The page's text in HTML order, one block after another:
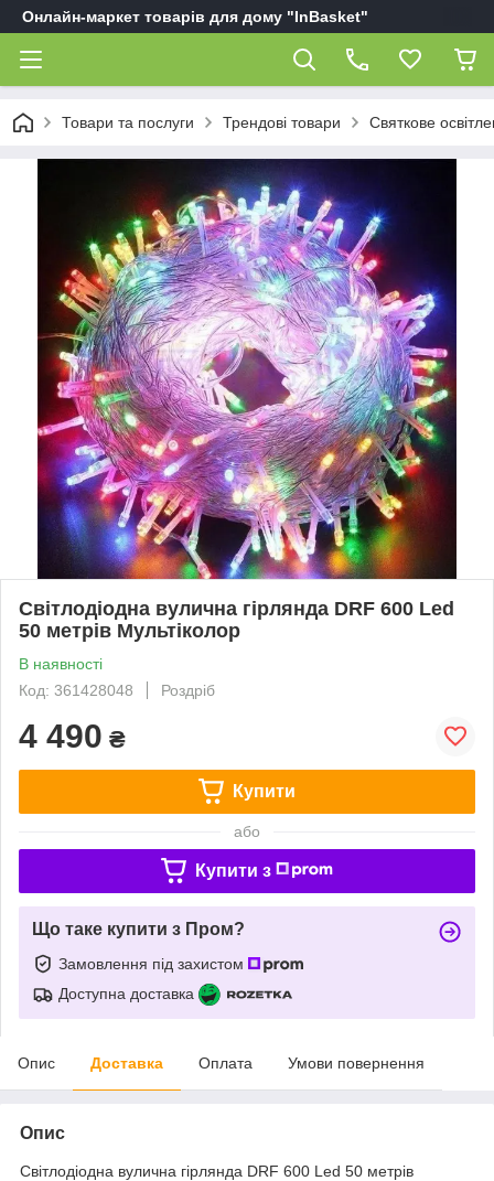
Онлайн-маркет товарів для дому "InBasket"
Товари та послуги Трендові товари Святкове
Світлодіодна вулична гірлянда DRF 600 Led
50 метрів Мультіколор
В наявності
Код: 361428048
Роздріб
4 490 ₴
Купити
або
Купити з
Що таке купити з Пром?
Замовлення під захистом
Доступна доставка
Опис Доставка Оплата Умови повернення
Опис
Світлодіодна вулична гірлянда DRF 600 Led 50 метрів